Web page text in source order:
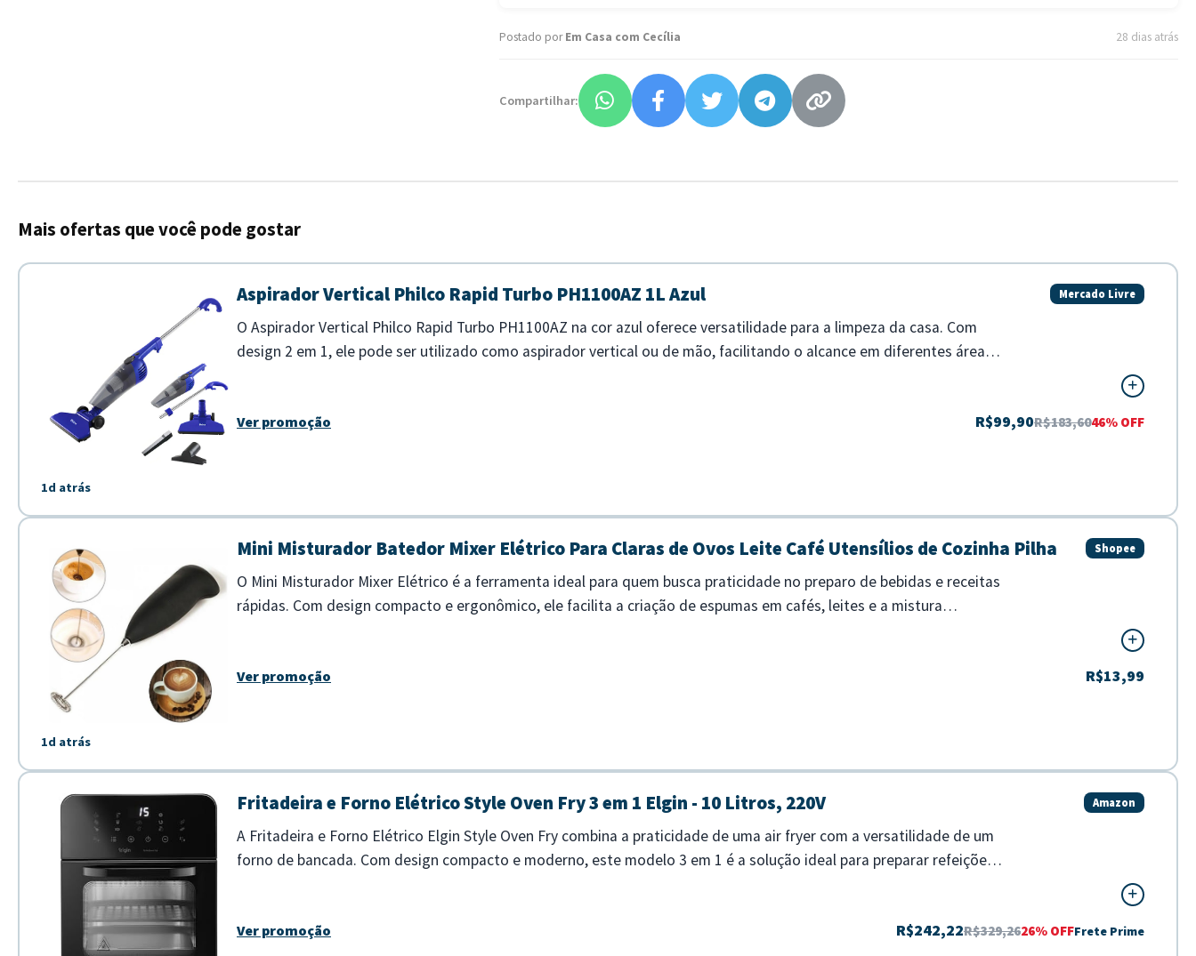
Postado porEm Casa com Cecília 28 dias atrás
Compartilhar:
Mais ofertas que você pode gostar
1d atrás
Aspirador Vertical Philco Rapid Turbo PH1100AZ 1L Azul Mercado Livre
O Aspirador Vertical Philco Rapid Turbo PH1100AZ na cor azul oferece versatilidade para a limpeza da casa. Com
design 2 em 1, ele pode ser utilizado como aspirador vertical ou de mão, facilitando o alcance em diferentes áreas.
Ver promoção R$99,90R$183,6046% OFF
1d atrás
Mini Misturador Batedor Mixer Elétrico Para Claras de Ovos Leite Café Utensílios de Cozinha Pilha Shopee
O Mini Misturador Mixer Elétrico é a ferramenta ideal para quem busca praticidade no preparo de bebidas e receitas
rápidas. Com design compacto e ergonômico, ele facilita a criação de espumas em cafés, leites e a mistura
Ver promoção R$13,99
Fritadeira e Forno Elétrico Style Oven Fry 3 em 1 Elgin - 10 Litros, 220V Amazon
A Fritadeira e Forno Elétrico Elgin Style Oven Fry combina a praticidade de uma air fryer com a versatilidade de um
forno de bancada. Com design compacto e moderno, este modelo 3 em 1 é a solução ideal para preparar refeições
Ver promoção R$242,22R$329,2626% OFFFrete Prime